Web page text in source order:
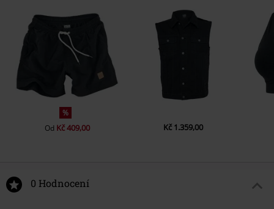
%
Od Kč 409,00 Kč 1.359,00
0 Hodnocení